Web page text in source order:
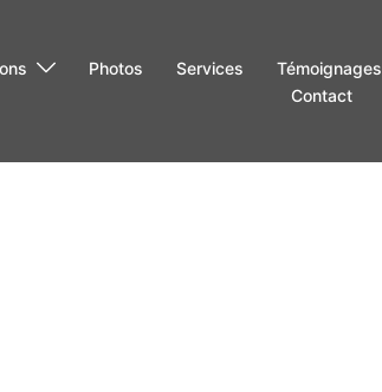
Photos Services Témoignages
Contact